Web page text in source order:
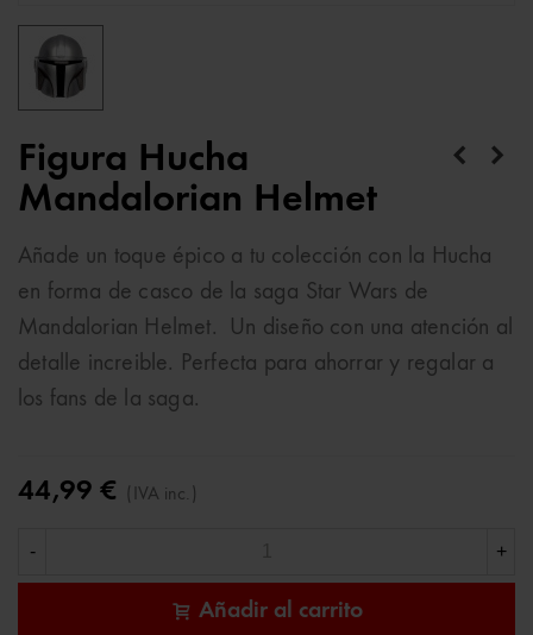
Figura Hucha
Mandalorian Helmet
Añade un toque épico a tu colección con la Hucha
en forma de casco de la saga Star Wars de
Mandalorian Helmet. Un diseño con una atención al
detalle increible. Perfecta para ahorrar y regalar a
los fans de la saga.
44,99 € (IVA inc.)
- +
Añadir al carrito